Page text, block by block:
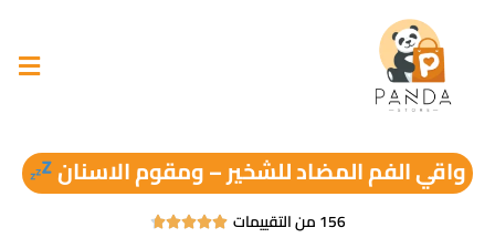
واقي الفم المضاد للشخير – ومقوم الاسنان
156 من التقييمات 



